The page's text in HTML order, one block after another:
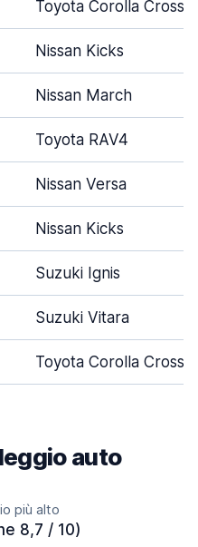
Toyota Corolla Cross
Nissan Kicks
Nissan March
Toyota RAV4
Nissan Versa
Nissan Kicks
Suzuki Ignis
Suzuki Vitara
Toyota Corolla Cross
auto
più alto
8,7 / 10)